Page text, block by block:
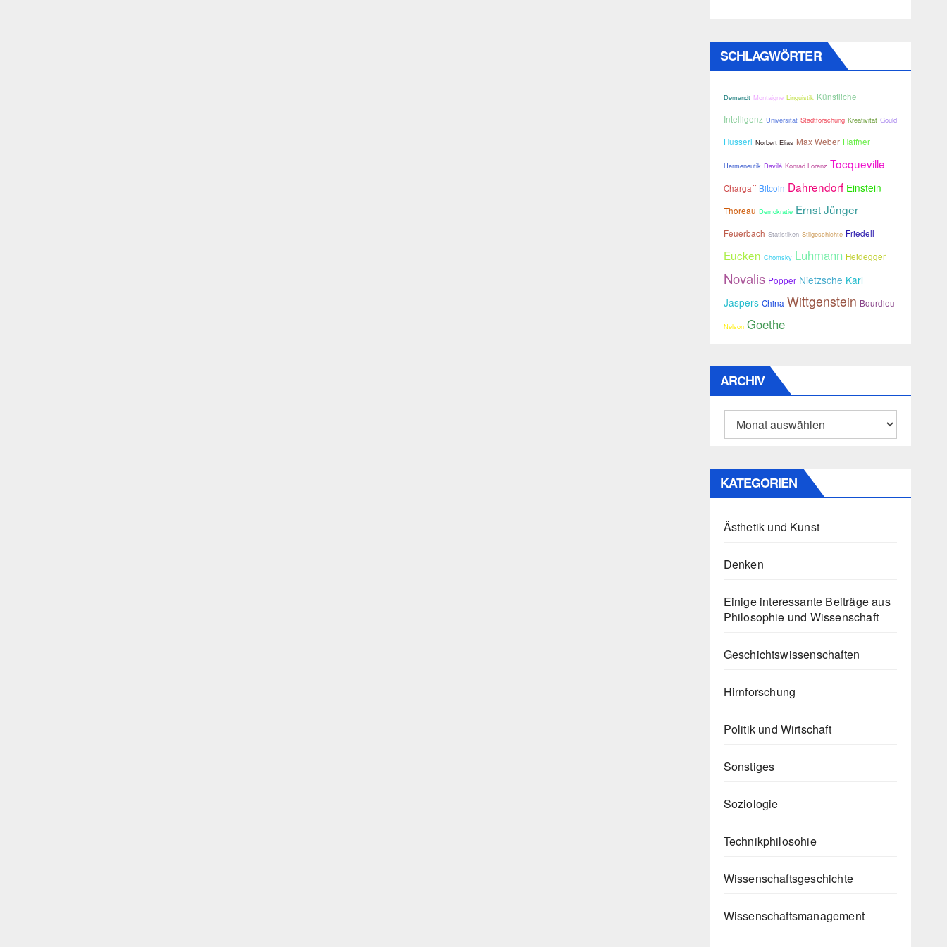
SCHLAGWÖRTER
Demandt Montaigne Linguistik Künstliche
Intelligenz Universität Stadtforschung Kreativität Gould
Husserl Norbert Elias Max Weber Haffner
Hermeneutik Davilá Konrad Lorenz Tocqueville
Chargaff Bitcoin Dahrendorf Einstein
Thoreau Demokratie Ernst Jünger
Feuerbach Statistiken Stilgeschichte Friedell
Eucken Chomsky Luhmann Heidegger
Novalis Popper Nietzsche Karl
Jaspers China Wittgenstein Bourdieu
Nelson Goethe
ARCHIV
Archiv
KATEGORIEN
Ästhetik und Kunst
Denken
Einige interessante Beiträge aus
Philosophie und Wissenschaft
Geschichtswissenschaften
Hirnforschung
Politik und Wirtschaft
Sonstiges
Soziologie
Technikphilosohie
Wissenschaftsgeschichte
Wissenschaftsmanagement